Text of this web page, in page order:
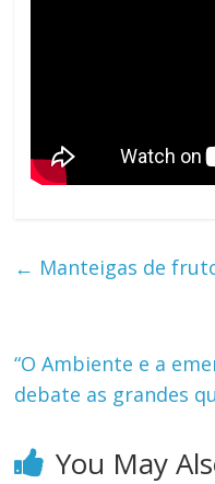
← Manteigas de
“O Ambiente e a
debate as grandes
You May